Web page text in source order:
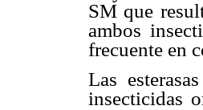
SM que
ambos
frecuente en
Las
insecticidas